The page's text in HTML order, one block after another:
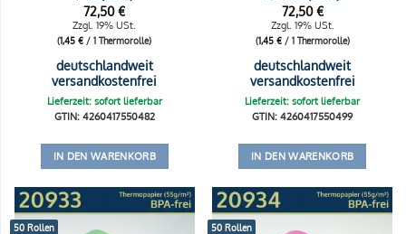
72,50€
Zzgl. 19% USt.
(1,45€ / 1 Thermorolle)
deutschlandweit
versandkostenfrei
Lieferzeit: sofort lieferbar
GTIN: 4260417550482
IN DEN WARENKORB
72,50€
Zzgl. 19% USt.
(1,45 €/ 1 Thermorolle)
deutschlandweit
versandkostenfrei
Lieferzeit: sofort lieferbar
GTIN: 4260417550499
IN DEN WARENKORB
50 Rollen 50 Rollen